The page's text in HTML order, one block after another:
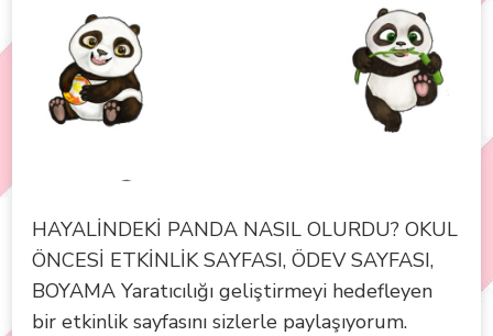
HAYALİNDEKİ PANDA NASIL OLURDU? OKUL
ÖNCESİ ETKİNLİK SAYFASI, ÖDEV SAYFASI,
BOYAMA Yaratıcılığı geliştirmeyi hedefleyen
bir etkinlik sayfasını sizlerle paylaşıyorum.